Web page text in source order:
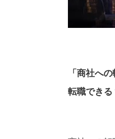
「商社へ
転職できる